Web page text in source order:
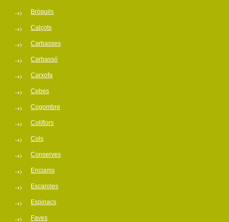
Bròquils
Calçots
Carbasses
Carbassó
Carxofa
Cebes
Cogombre
Coliflors
Cols
Conserves
Enciams
Escaroles
Espinacs
Faves